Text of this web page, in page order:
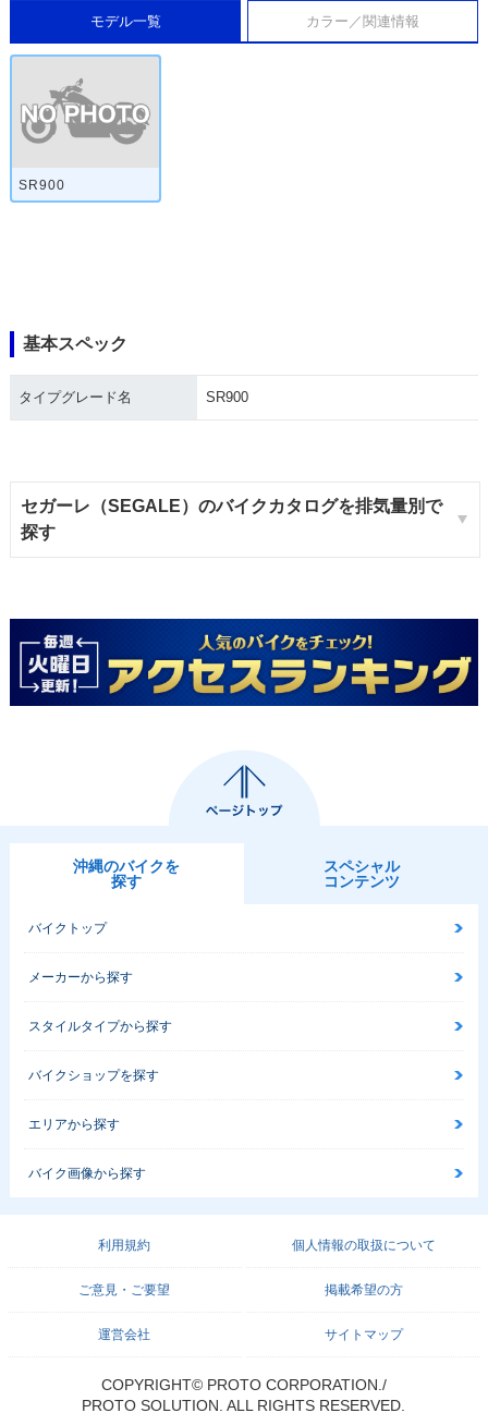
モデル一覧 カラー／関連情報
SR900
基本スペック
タイプグレード名 SR900
セガーレ（SEGALE）のバイクカタログを排気量別で
探す
沖縄のバイクを
探す
スペシャル
コンテンツ
バイクトップ
メーカーから探す
スタイルタイプから探す
バイクショップを探す
エリアから探す
バイク画像から探す
利用規約 個人情報の取扱について
ご意見・ご要望 掲載希望の方
運営会社 サイトマップ
COPYRIGHT© PROTO CORPORATION./
PROTO SOLUTION. ALL RIGHTS RESERVED.